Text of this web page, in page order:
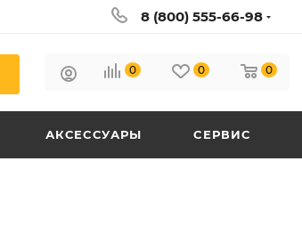
8 (800) 555-66-98
0 0 0
АКСЕССУАРЫ СЕРВИС